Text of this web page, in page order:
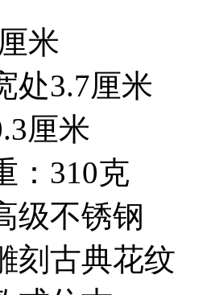
米
处3.7厘米
厘米
：310克
级不锈钢
刻古典花纹